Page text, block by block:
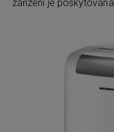
zařízení je poskytována